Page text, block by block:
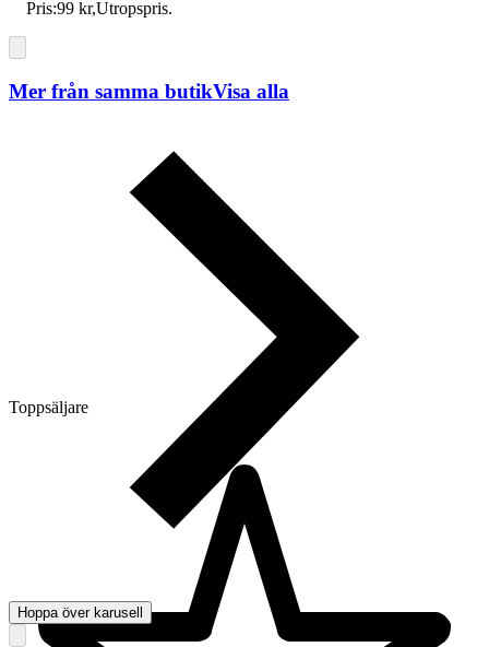
Toppsäljare
Pris:99 kr,Utropspris.
Mer från samma butikVisa alla
Hoppa över karusell